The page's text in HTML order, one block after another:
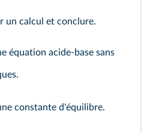
un calcul et conclure.
équation acide-base sans
constante d'équilibre.